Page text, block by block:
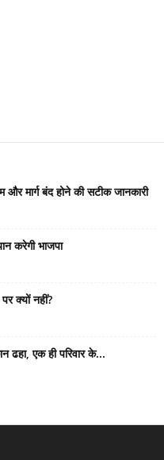
और मार्ग बंद होने की सटीक जानकारी
करेगी भाजपा
क्यों नहीं?
ढहा, एक ही परिवार के...